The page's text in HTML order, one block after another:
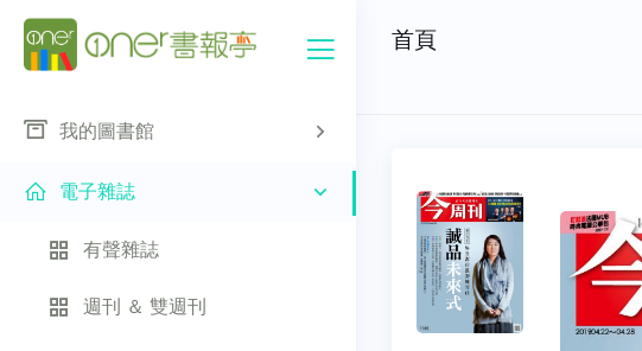
我的圖書館
電子雜誌
有聲雜誌
週刊 ＆ 雙週刊
首頁